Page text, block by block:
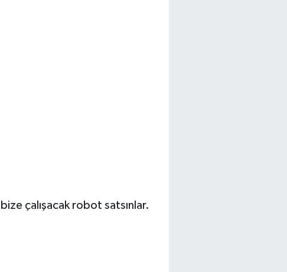
çalışacak robot satsınlar.